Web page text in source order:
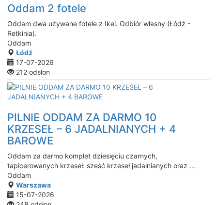
Oddam 2 fotele
Oddam dwa używane fotele z Ikei. Odbiór własny (Łódź -
Retkinia).
Oddam
Łódź
17-07-2026
212 odsłon
PILNIE ODDAM ZA DARMO 10
KRZESEŁ – 6 JADALNIANYCH + 4
BAROWE
Oddam za darmo komplet dziesięciu czarnych,
tapicerowanych krzeseł: sześć krzeseł jadalnianych oraz ...
Oddam
Warszawa
15-07-2026